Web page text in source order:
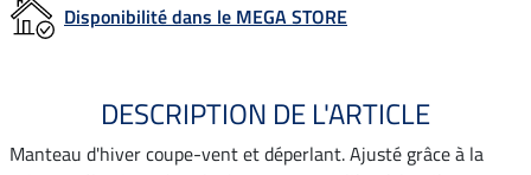
Disponibilité dans le MEGA STORE
DESCRIPTION DE L'ARTICLE
Manteau d'hiver coupe-vent et déperlant. Ajusté grâce à la